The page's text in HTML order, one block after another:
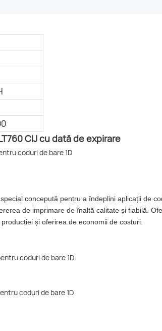
CIJ cu dată de expirare
concepută pentru a îndeplini aplicații de
de imprimare de înaltă calitate și fiabilă.
și oferirea de economii de costuri.